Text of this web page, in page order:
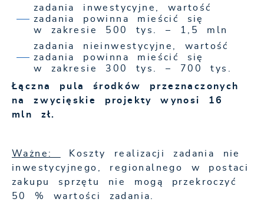
zadania inwestycyjne, wartość
zadania powinna mieścić się
w zakresie 500 tys. – 1,5 mln
zadania nieinwestycyjne, wartość
zadania powinna mieścić się
w zakresie 300 tys. – 700 tys.
Łączna pula środków przeznaczonych
na zwycięskie projekty wynosi 16
mln zł.
Ważne:
Koszty realizacji zadania nie
inwestycyjnego, regionalnego w postaci
zakupu sprzętu nie mogą przekroczyć
50 % wartości zadania.